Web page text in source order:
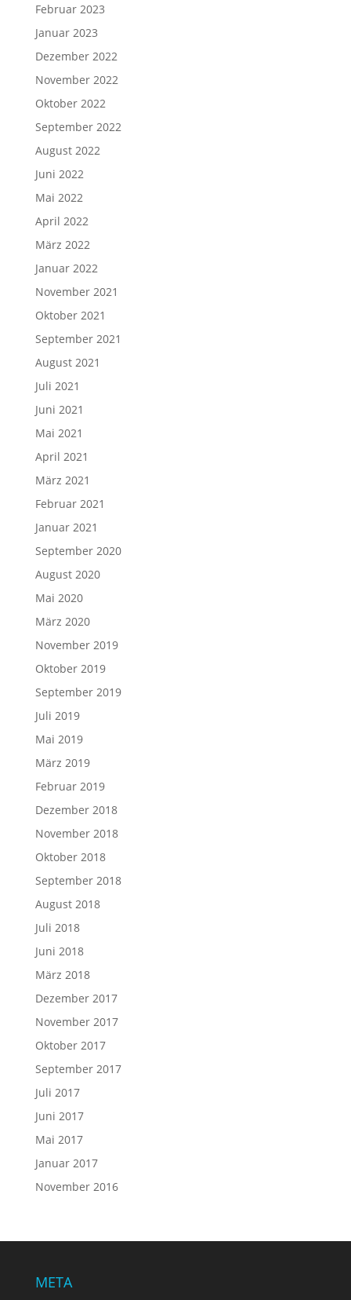
Februar 2023
Januar 2023
Dezember 2022
November 2022
Oktober 2022
September 2022
August 2022
Juni 2022
Mai 2022
April 2022
März 2022
Januar 2022
November 2021
Oktober 2021
September 2021
August 2021
Juli 2021
Juni 2021
Mai 2021
April 2021
März 2021
Februar 2021
Januar 2021
September 2020
August 2020
Mai 2020
März 2020
November 2019
Oktober 2019
September 2019
Juli 2019
Mai 2019
März 2019
Februar 2019
Dezember 2018
November 2018
Oktober 2018
September 2018
August 2018
Juli 2018
Juni 2018
März 2018
Dezember 2017
November 2017
Oktober 2017
September 2017
Juli 2017
Juni 2017
Mai 2017
Januar 2017
November 2016
META